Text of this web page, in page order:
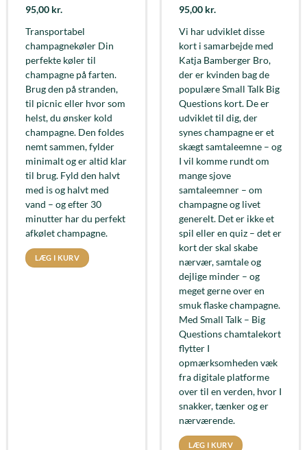
95,00 kr.
Transportabel
champagnekøler Din
perfekte køler til
champagne på farten.
Brug den på stranden,
til picnic eller hvor som
helst, du ønsker kold
champagne. Den foldes
nemt sammen, fylder
minimalt og er altid klar
til brug. Fyld den halvt
med is og halvt med
vand – og efter 30
minutter har du perfekt
afkølet champagne.
LÆG I KURV
95,00 kr.
Vi har udviklet disse
kort i samarbejde med
Katja Bamberger Bro,
der er kvinden bag de
populære Small Talk Big
Questions kort. De er
udviklet til dig, der
synes champagne er et
skægt samtaleemne – og
I vil komme rundt om
mange sjove
samtaleemner – om
champagne og livet
generelt. Det er ikke et
spil eller en quiz – det er
kort der skal skabe
nærvær, samtale og
dejlige minder – og
meget gerne over en
smuk flaske champagne.
Med Small Talk – Big
Questions chamtalekort
flytter I
opmærksomheden væk
fra digitale platforme
over til en verden, hvor I
snakker, tænker og er
nærværende.
LÆG I KURV